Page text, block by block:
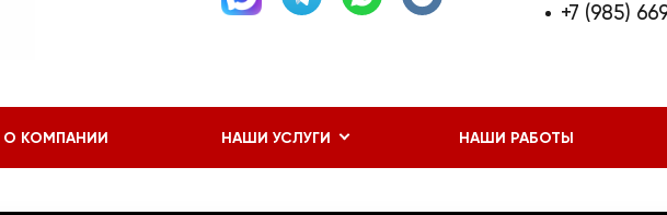
+7 (985)
О КОМПАНИИ НАШИ УСЛУГИ НАШИ РАБОТЫ